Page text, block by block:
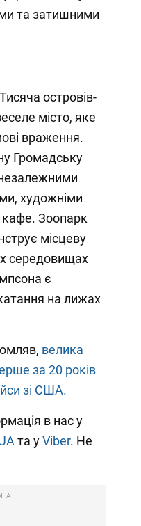
та затишними
островів-
місто, яке
враження.
Громадську
художніми
кафе. Зоопарк
місцеву
середовищах
є
на лижах
велика
за 20 років
зі США.
в нас у
та уViber. Не